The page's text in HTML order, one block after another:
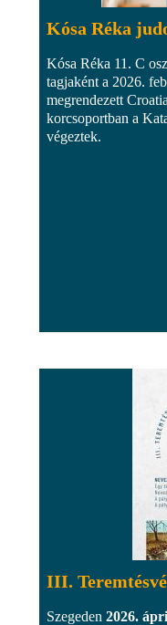
Kósa Réka
Kósa Réka 11. C
tagjaként a 2026.
megrendezett
korcsoportban a
végeztek.
III.
Szegeden 2026.